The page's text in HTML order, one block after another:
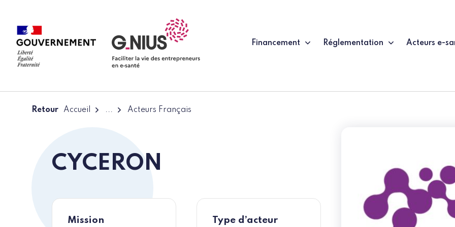
Financement Réglementation Acteurs e-
Retour Accueil ... Acteurs Français
CYCERON
Mission Type d’acteur